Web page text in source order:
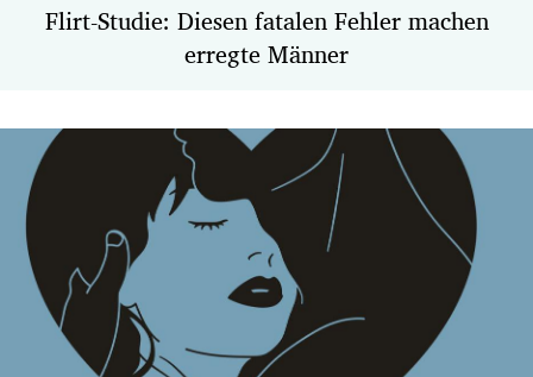
Flirt-Studie: Diesen fatalen Fehler machen
erregte Männer